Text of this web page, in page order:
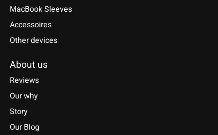
MacBook Sleeves
Accessoires
Other devices
About us
Reviews
Our why
Story
Our Blog